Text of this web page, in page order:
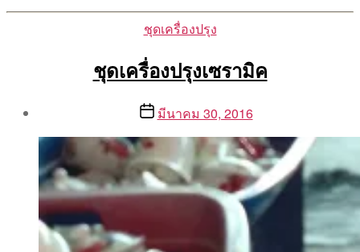
Categories
ชุดเครื่องปรุง
ชุดเครื่องปรุงเซรามิค
Aea
Postมีนาคม 30, 2016